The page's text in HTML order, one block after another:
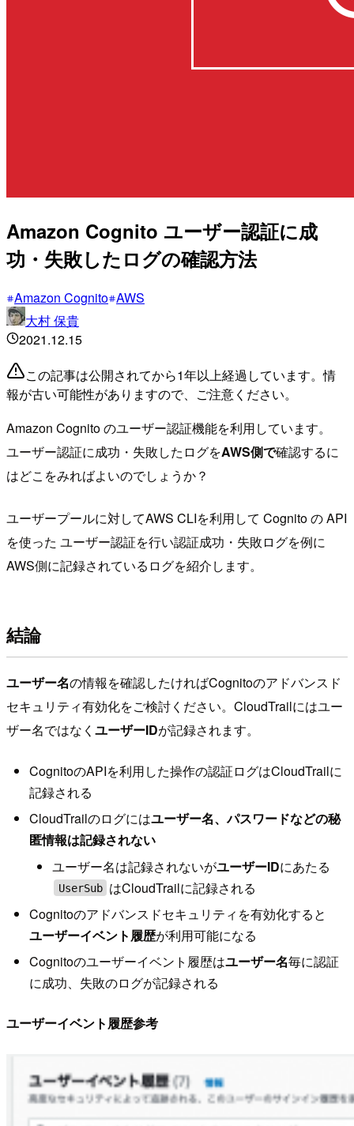
Amazon Cognito ユーザー認証に成
功・失敗したログの確認方法
Amazon Cognito AWS
大村 保貴
2021.12.15
この記事は公開されてから1年以上経過しています。情
報が古い可能性がありますので、ご注意ください。
Amazon Cognito のユーザー認証機能を利用しています。
ユーザー認証に成功・失敗したログをAWS側で確認するに
はどこをみればよいのでしょうか？
ユーザープールに対してAWS CLIを利用して Cognito の API
を使った ユーザー認証を行い認証成功・失敗ログを例に
AWS側に記録されているログを紹介します。
結論
ユーザー名の情報を確認したければCognitoのアドバンスド
セキュリティ有効化をご検討ください。CloudTrailにはユー
ザー名ではなく ユーザーIDが記録されます。
CognitoのAPIを利用した操作の認証ログはCloudTrailに
記録される
CloudTrailのログにはユーザー名、パスワードなどの秘
匿情報は記録されない
ユーザー名は記録されないがユーザーIDにあたる
UserSub はCloudTrailに記録される
Cognitoのアドバンスドセキュリティを有効化すると
ユーザーイベント履歴が利用可能になる
Cognitoのユーザーイベント履歴はユーザー名毎に認証
に成功、失敗のログが記録される
ユーザーイベント履歴参考